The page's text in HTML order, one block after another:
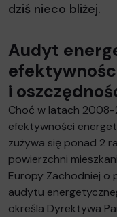
dziś nieco bliżej.
Audyt
i
Choć w latach 2008-
efektywności
zużywa się ponad 2
powierzchni
Europy Zachodniej o
audytu
określa Dyrektywa